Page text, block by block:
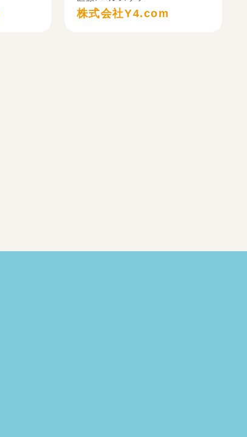
株式会社Y4.com